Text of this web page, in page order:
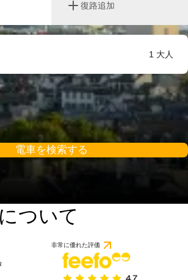
復路追加
1 大人
電車を検索する
ついて
非常に優れた評価36件のレビューに基